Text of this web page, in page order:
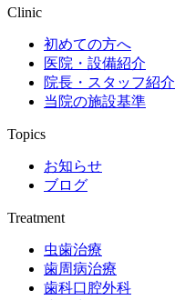
Clinic
初めての方へ
医院・設備紹介
院長・スタッフ紹介
当院の施設基準
Topics
お知らせ
ブログ
Treatment
虫歯治療
歯周病治療
歯科口腔外科